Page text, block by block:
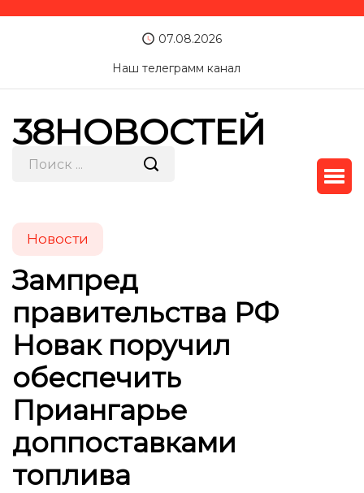
07.08.2026
Наш телеграмм канал
38НОВОСТЕЙ
Новости
Зампред
правительства РФ
Новак поручил
обеспечить
Приангарье
доппоставками
топлива